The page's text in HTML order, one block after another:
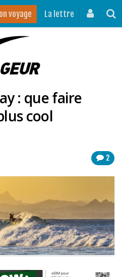
voyage La lettre
articles
: que faire
cool
2